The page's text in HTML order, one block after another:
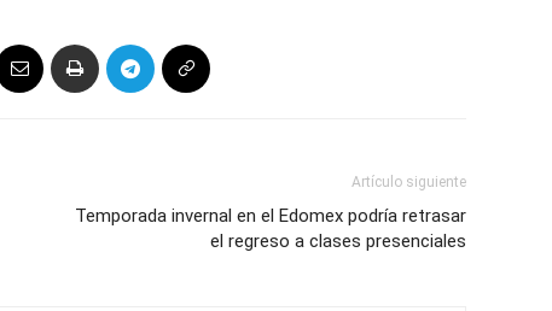
Artículo siguiente
Temporada invernal en el Edomex podría retrasar
el regreso a clases presenciales